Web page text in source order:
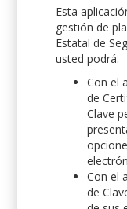
Esta
gestión de
Estatal de
usted podrá:
Con el
de
Clave
Con el
de